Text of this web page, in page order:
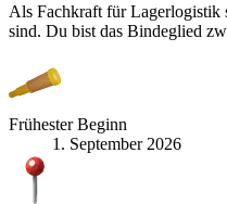
Als Fachkraft für Lagerlogistik
sind. Du bist das Bindeglied
Frühester Beginn
1. September 2026